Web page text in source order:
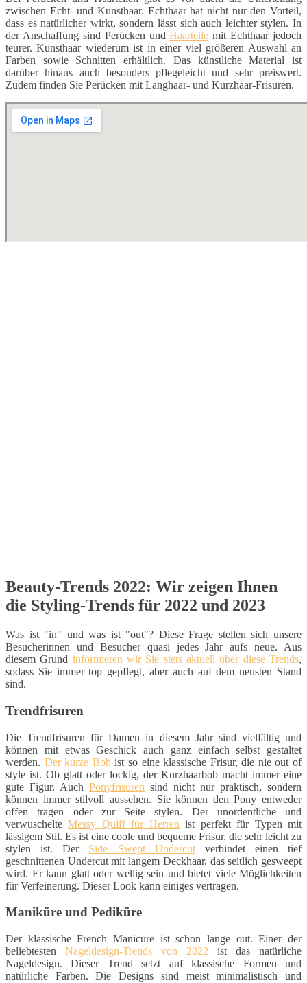
zwischen Echt- und Kunsthaar. Echthaar hat nicht nur den Vorteil,
dass es natürlicher wirkt, sondern lässt sich auch leichter stylen. In
der Anschaffung sind Perücken undHaarteile mit Echthaar jedoch
teurer. Kunsthaar wiederum ist in einer viel größeren Auswahl an
Farben sowie Schnitten erhältlich. Das künstliche Material ist
darüber hinaus auch besonders pflegeleicht und sehr preiswert.
Zudem finden Sie Perücken mit Langhaar- und Kurzhaar-Frisuren.
Beauty-Trends 2022: Wir zeigen Ihnen
die Styling-Trends für 2022 und 2023
Was ist "in" und was ist "out"? Diese Frage stellen sich unsere
Besucherinnen und Besucher quasi jedes Jahr aufs neue. Aus
diesem Grund informieren wir Sie stets aktuell über diese Trends,
sodass Sie immer top gepflegt, aber auch auf dem neusten Stand
sind.
Trendfrisuren
Die Trendfrisuren für Damen in diesem Jahr sind vielfältig und
können mit etwas Geschick auch ganz einfach selbst gestaltet
werden. Der kurze Bobist so eine klassische Frisur, die nie out of
style ist. Ob glatt oder lockig, der Kurzhaarbob macht immer eine
gute Figur. Auch Ponyfrisuren sind nicht nur praktisch, sondern
können immer stilvoll aussehen. Sie können den Pony entweder
offen tragen oder zur Seite stylen. Der unordentliche und
verwuschelteMessy Quiff für Herren ist perfekt für Typen mit
lässigem Stil. Es ist eine coole und bequeme Frisur, die sehr leicht zu
stylen ist. Der Side Swept Undercutverbindet einen tief
geschnittenen Undercut mit langem Deckhaar, das seitlich gesweept
wird. Er kann glatt oder wellig sein und bietet viele Möglichkeiten
für Verfeinerung. Dieser Look kann einiges vertragen.
Maniküre und Pediküre
Der klassische French Manicure ist schon lange out. Einer der
beliebtesten Nageldesign-Trends von 2022 ist das natürliche
Nageldesign. Dieser Trend setzt auf klassische Formen und
natürliche Farben. Die Designs sind meist minimalistisch und